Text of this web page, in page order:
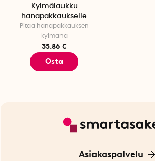
Kylmälaukku
hanapakkaukselle
Pitää hanapakkauksen
kylmänä
35.86 €
Osta
Asiakaspalvelu